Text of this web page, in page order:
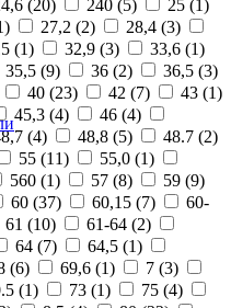
(20) 240 (5) 25 (1)
) 27,2 (2) 28,4 (3)
(1) 32,9 (3) 33,6 (1)
35,5 (9) 36 (2) 36,5 (3)
40 (23) 42 (7) 43 (1)
45,3 (4) 46 (4)
(4) 48,8 (5) 48.7 (2)
55 (11) 55,0 (1)
560 (1) 57 (8) 59 (9)
60 (37) 60,15 (7)
60-
61 (10) 61-64 (2)
64 (7) 64,5 (1)
(6) 69,6 (1) 7 (3)
(1) 73 (1) 75 (4)